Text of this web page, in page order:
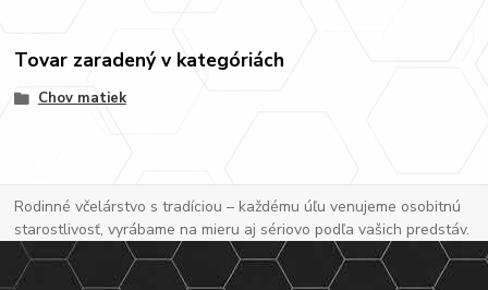
Tovar zaradený v kategóriách
Chov matiek
Rodinné včelárstvo s tradíciou – každému úľu venujeme osobitnú
starostlivosť, vyrábame na mieru aj sériovo podľa vašich predstáv.